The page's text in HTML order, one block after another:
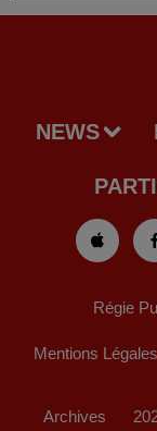
NEWS
Régie
Mentions Légales
Archives